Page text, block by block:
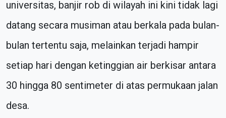
universitas, banjir rob di wilayah ini kini tidak lagi
datang secara musiman atau berkala pada bulan-
bulan tertentu saja, melainkan terjadi hampir
setiap hari dengan ketinggian air berkisar antara
30 hingga 80 sentimeter di atas permukaan jalan
desa.